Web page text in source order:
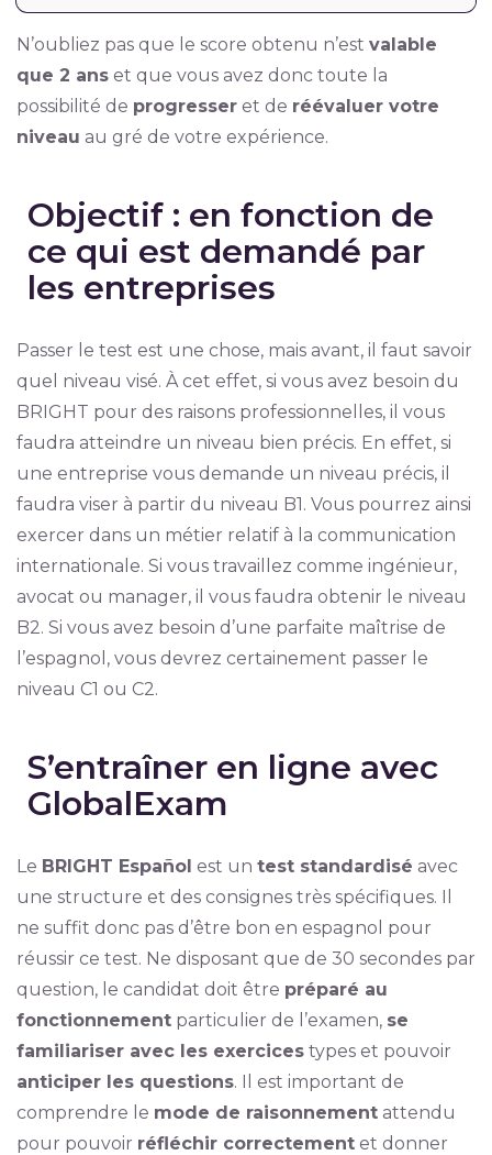
N’oubliez pas que le score obtenu n’est valable
que 2 anset que vous avez donc toute la
possibilité de progresseret de réévaluer votre
niveau au gré de votre expérience.
Objectif : en fonction de
ce qui est demandé par
les entreprises
Passer le test est une chose, mais avant, il faut savoir
quel niveau visé. À cet effet, si vous avez besoin du
BRIGHT pour des raisons professionnelles, il vous
faudra atteindre un niveau bien précis. En effet, si
une entreprise vous demande un niveau précis, il
faudra viser à partir du niveau B1. Vous pourrez ainsi
exercer dans un métier relatif à la communication
internationale. Si vous travaillez comme ingénieur,
avocat ou manager, il vous faudra obtenir le niveau
B2. Si vous avez besoin d’une parfaite maîtrise de
l’espagnol, vous devrez certainement passer le
niveau C1 ou C2.
S’entraîner en ligne avec
GlobalExam
Le BRIGHT Español est un test standardisé avec
une structure et des consignes très spécifiques. Il
ne suffit donc pas d’être bon en espagnol pour
réussir ce test. Ne disposant que de 30 secondes par
question, le candidat doit être préparé au
fonctionnementparticulier de l’examen, se
familiariser avec les exercicestypes et pouvoir
anticiper les questions. Il est important de
comprendre le mode de raisonnementattendu
pour pouvoir réfléchir correctementet donner